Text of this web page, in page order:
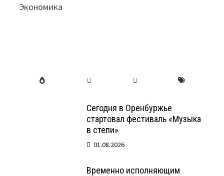
Экономика
Сегодня в Оренбуржье
стартовал фестиваль «Музыка
в степи»
01.08.2026
Временно исполняющим